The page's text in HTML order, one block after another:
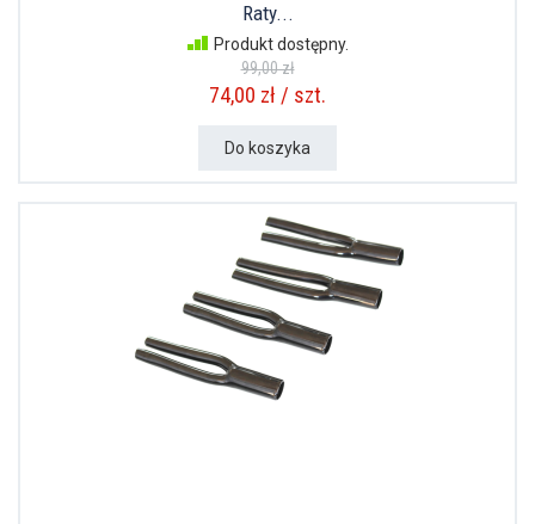
Raty...
Produkt dostępny.
99,00 zł
74,00 zł / szt.
Do koszyka